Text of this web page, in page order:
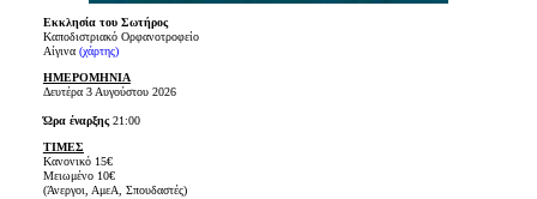
Εκκλησία του Σωτήρος
Καποδιστριακό Ορφανοτροφείο
Αίγινα (χάρτης)
ΗΜΕΡΟΜΗΝΙΑ
Δευτέρα 3 Αυγούστου 2026
Ώρα έναρξης21:00
ΤΙΜΕΣ
Κανονικό 15€
Μειωμένο 10€
(Άνεργοι, ΑμεΑ, Σπουδαστές)